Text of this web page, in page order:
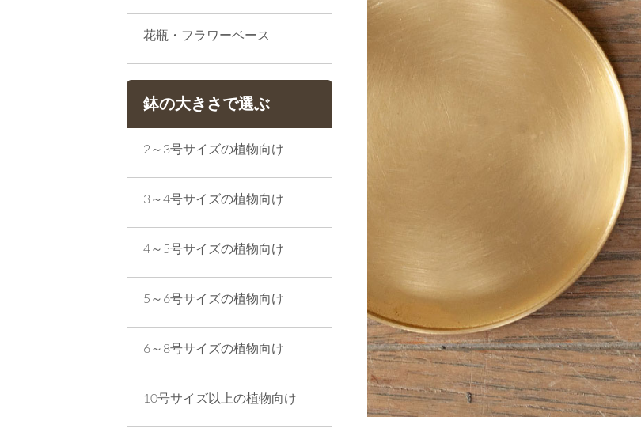
花瓶・フラワーベース
鉢の大きさで選ぶ
2～3号サイズの植物向け
3～4号サイズの植物向け
4～5号サイズの植物向け
5～6号サイズの植物向け
6～8号サイズの植物向け
10号サイズ以上の植物向け